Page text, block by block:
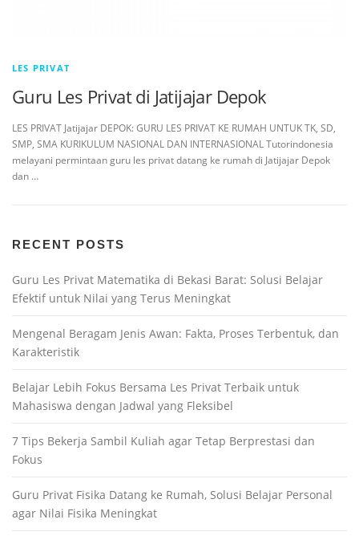
LES PRIVAT
Guru Les Privat di Jatijajar Depok
LES PRIVAT Jatijajar DEPOK: GURU LES PRIVAT KE RUMAH UNTUK TK, SD,
SMP, SMA KURIKULUM NASIONAL DAN INTERNASIONAL Tutorindonesia
melayani permintaan guru les privat datang ke rumah di Jatijajar Depok
dan …
RECENT POSTS
Guru Les Privat Matematika di Bekasi Barat: Solusi Belajar
Efektif untuk Nilai yang Terus Meningkat
Mengenal Beragam Jenis Awan: Fakta, Proses Terbentuk, dan
Karakteristik
Belajar Lebih Fokus Bersama Les Privat Terbaik untuk
Mahasiswa dengan Jadwal yang Fleksibel
7 Tips Bekerja Sambil Kuliah agar Tetap Berprestasi dan
Fokus
Guru Privat Fisika Datang ke Rumah, Solusi Belajar Personal
agar Nilai Fisika Meningkat